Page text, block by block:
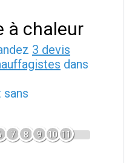
à chaleur
3 devis
dans
sans
7 8 9 10 11